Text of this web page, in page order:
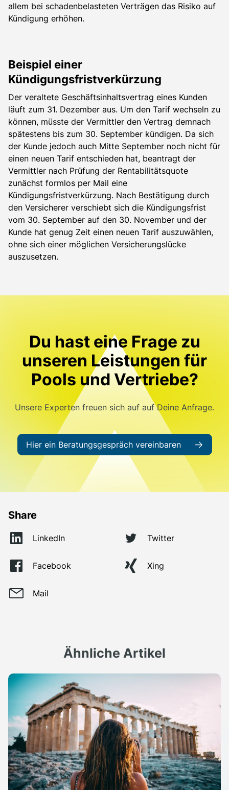
allem bei schadenbelasteten Verträgen das Risiko auf
Kündigung erhöhen.
Beispiel einer
Kündigungsfristverkürzung
Der veraltete Geschäftsinhaltsvertrag eines Kunden
läuft zum 31. Dezember aus. Um den Tarif wechseln zu
können, müsste der Vermittler den Vertrag demnach
spätestens bis zum 30. September kündigen. Da sich
der Kunde jedoch auch Mitte September noch nicht für
einen neuen Tarif entschieden hat, beantragt der
Vermittler nach Prüfung der Rentabilitätsquote
zunächst formlos per Mail eine
Kündigungsfristverkürzung. Nach Bestätigung durch
den Versicherer verschiebt sich die Kündigungsfrist
vom 30. September auf den 30. November und der
Kunde hat genug Zeit einen neuen Tarif auszuwählen,
ohne sich einer möglichen Versicherungslücke
auszusetzen.
Du hast eine Frage zu
unseren Leistungen für
Pools und Vertriebe?
Unsere Experten freuen sich auf auf Deine Anfrage.
Hier ein Beratungsgespräch vereinbaren
Share
LinkedIn Twitter
Facebook Xing
Mail
Ähnliche Artikel